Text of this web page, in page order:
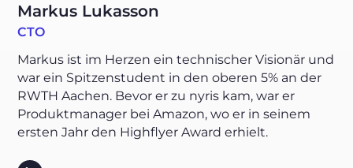
Markus Lukasson
CTO
Markus ist im Herzen ein technischer Visionär und
war ein Spitzenstudent in den oberen 5% an der
RWTH Aachen. Bevor er zu nyris kam, war er
Produktmanager bei Amazon, wo er in seinem
ersten Jahr den Highflyer Award erhielt.